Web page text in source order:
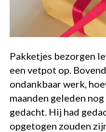
Pakketjes bezorgen
een vetpot op.
ondankbaar werk,
maanden geleden
gedacht. Hij had
opgetogen zouden